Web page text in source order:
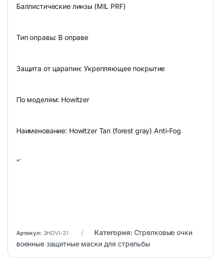
Баллистические линзы (MIL PRF)
Тип оправы: В оправе
Защита от царапин: Укрепляющее покрытие
По моделям: Howitzer
Наименование: Howitzer Tan (forest gray) Anti-Fog
“`
Артикул: 3HOVI-21 Категория: Стрелковые очки
военные защитные маски для стрельбы